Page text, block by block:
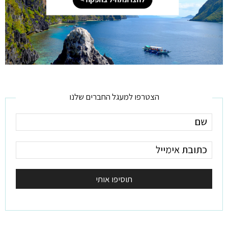
הצטרפו למעגל החברים שלנו